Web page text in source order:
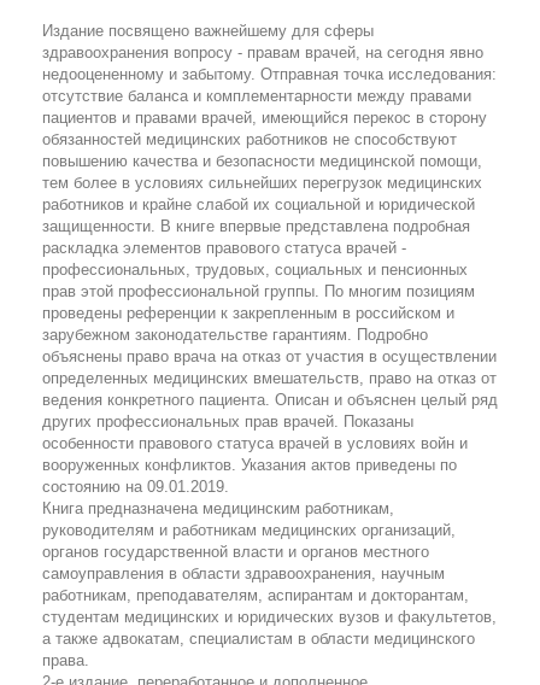
Издание посвящено важнейшему для сферы
здравоохранения вопросу - правам врачей, на сегодня явно
недооцененному и забытому. Отправная точка исследования:
отсутствие баланса и комплементарности между правами
пациентов и правами врачей, имеющийся перекос в сторону
обязанностей медицинских работников не способствуют
повышению качества и безопасности медицинской помощи,
тем более в условиях сильнейших перегрузок медицинских
работников и крайне слабой их социальной и юридической
защищенности. В книге впервые представлена подробная
раскладка элементов правового статуса врачей -
профессиональных, трудовых, социальных и пенсионных
прав этой профессиональной группы. По многим позициям
проведены референции к закрепленным в российском и
зарубежном законодательстве гарантиям. Подробно
объяснены право врача на отказ от участия в осуществлении
определенных медицинских вмешательств, право на отказ от
ведения конкретного пациента. Описан и объяснен целый ряд
других профессиональных прав врачей. Показаны
особенности правового статуса врачей в условиях войн и
вооруженных конфликтов. Указания актов приведены по
состоянию на 09.01.2019.
Книга предназначена медицинским работникам,
руководителям и работникам медицинских организаций,
органов государственной власти и органов местного
самоуправления в области здравоохранения, научным
работникам, преподавателям, аспирантам и докторантам,
студентам медицинских и юридических вузов и факультетов,
а также адвокатам, специалистам в области медицинского
права.